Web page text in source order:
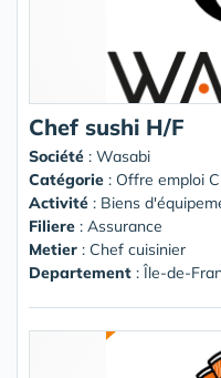
Chef sushi H/F
Société : Wasabi
Catégorie : Offre emploi
Activité : Biens
Filiere : Assurance
Metier : Chef cuisinier
Departement : Île-de-